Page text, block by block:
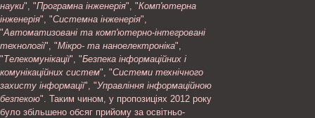
науки", "Програмна інженерія", "Комп'ютерна
інженерія", "Системна інженерія",
"Автоматизовані та комп'ютерно-інтегровані
технології", "Мікро- та наноелектроніка",
"Телекомунікації", "Безпека інформаційних і
комунікаційних систем", "Системи технічного
захисту інформації", "Управління інформаційною
безпекою". Таким чином, у пропозиціях 2012 року
було збільшено обсяг прийому за освітньо-